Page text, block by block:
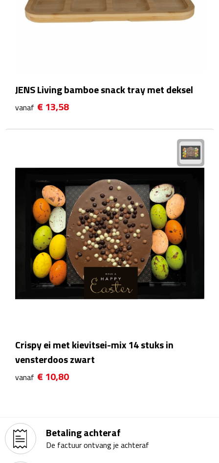
Opvouwbare drinkfles
Thermosflessen
Waterflesjes
Waterflessen
Glazen & karaffen
Dubbelwandige glazen
Bierglazen
Champagneglazen
Cocktailglazen
Wijnglazen
Theeglazen
Kopjes & Mokken
Mokken
Schoteltjes
JENS Living bamboe snack tray met deksel
vanaf € 13,58
Crispy ei met kievitsei-mix 14 stuks in
vensterdoos zwart
vanaf € 10,80
Betaling achteraf
De factuur ontvang je achteraf